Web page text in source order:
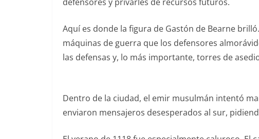
Aquí es donde la figura de Gastón de Bearne
máquinas de guerra que los defensores
las defensas y, lo más importante, torres de
Dentro de la ciudad, el emir musulmán intentó
enviaron mensajeros desesperados al sur,